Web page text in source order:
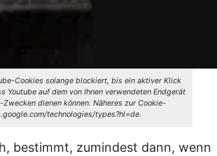
Cookies solange blockiert, bis ein aktiver Klick
auf dem von Ihnen verwendeten Endgerät
dienen können. Näheres zur Cookie-
technologies/types?hl=de.
bestimmt, zumindest dann, wenn